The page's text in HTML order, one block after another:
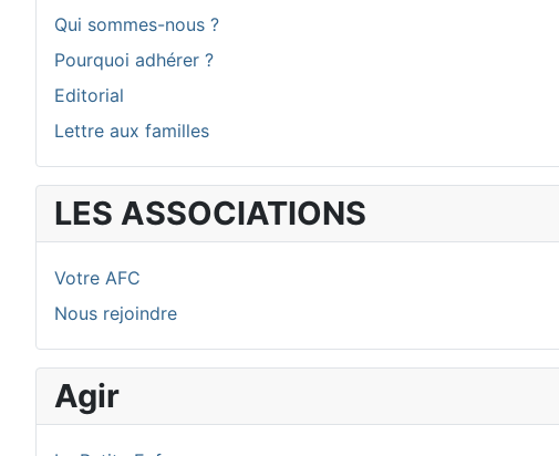
Qui sommes-nous ?
Pourquoi adhérer ?
Editorial
Lettre aux familles
LES ASSOCIATIONS
Votre AFC
Nous rejoindre
Agir